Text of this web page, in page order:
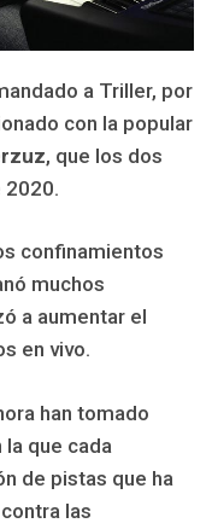
a Triller, por
con la popular
, que los dos
2020.
confinamientos
muchos
a aumentar el
en vivo.
han tomado
la que cada
de pistas que ha
las